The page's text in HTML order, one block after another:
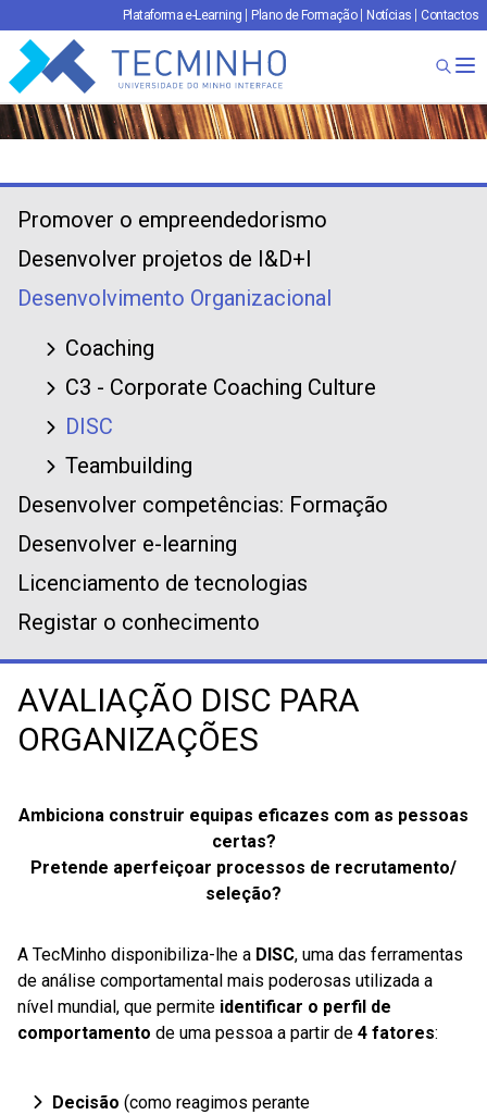
Plataforma e-Learning Plano de Formação Notícias Contactos
TECMINHO
Promover o empreendedorismo
Desenvolver projetos de I&D+I
Desenvolvimento Organizacional
Coaching
C3 - Corporate Coaching Culture
DISC
Teambuilding
Desenvolver competências: Formação
Desenvolver e-learning
Licenciamento de tecnologias
Registar o conhecimento
AVALIAÇÃO DISC PARA
ORGANIZAÇÕES
Ambiciona construir equipas eficazes com as pessoas
certas?
Pretende aperfeiçoar processos de recrutamento/
seleção?
A TecMinho disponibiliza-lhe a DISC, uma das ferramentas
de análise comportamental mais poderosas utilizada a
nível mundial, que permite identificar o perfil de
comportamento de uma pessoa a partir de 4 fatores:
Decisão (como reagimos perante